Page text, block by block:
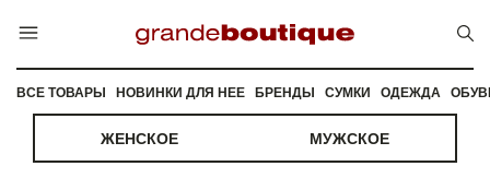
ВСЕ ТОВАРЫ НОВИНКИ ДЛЯ НЕЕ БРЕНДЫ СУМКИ ОДЕЖДА
ЖЕНСКОЕ МУЖСКОЕ